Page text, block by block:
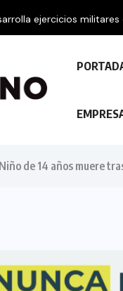
ejercicios militares
Niño de 14 años muere